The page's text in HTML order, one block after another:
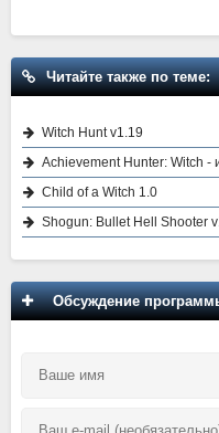
Читайте также по теме:
Witch Hunt v1.19
Achievement Hunter: Witch -
Child of a Witch 1.0
Shogun: Bullet Hell Shooter
Обсуждение